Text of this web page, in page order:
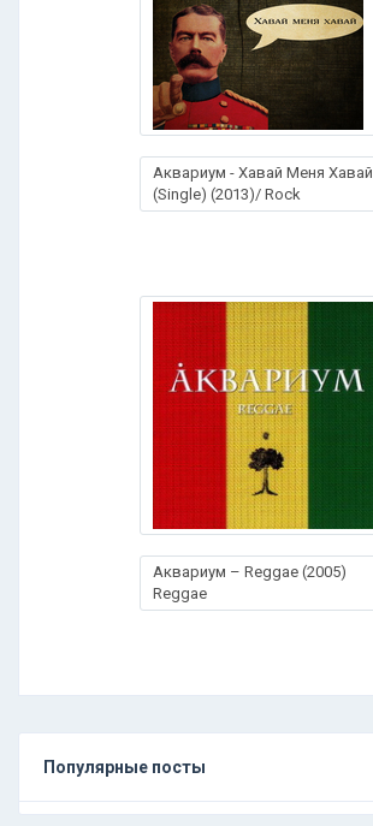
Аквариум - Хавай Меня Хавай
(Single) (2013)/ Rock
Аквариум – Reggae (2005)
Reggae
Популярные посты